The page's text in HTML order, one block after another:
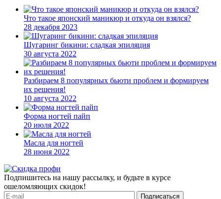
Что такое японский маникюр и откуда он взялся?
28 декабря 2023
Шугаринг бикини: сладкая эпиляция
30 августа 2022
Разбираем 8 популярных бьюти проблем и формируем
их решения!
10 августа 2022
Форма ногтей пайп
20 июля 2022
Масла для ногтей
28 июня 2022
Подпишитесь на нашу рассылку, и будьте в курсе
ошеломляющих скидок!